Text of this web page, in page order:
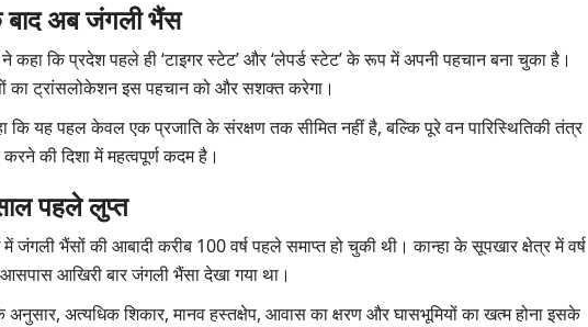
अब जंगली भैंस
कहा कि प्रदेश पहले ही ‘टाइगर स्टेट’ और ‘लेपर्ड स्टेट’ के रूप में अपनी पहचान बना चुका है।
का ट्रांसलोकेशन इस पहचान को और सशक्त करेगा।
कि यह पहल केवल एक प्रजाति के संरक्षण तक सीमित नहीं है, बल्कि पूरे वन पारिस्थितिकी तंत्र
की दिशा में महत्वपूर्ण कदम है।
पहले लुप्त
जंगली भैंसों की आबादी करीब 100 वर्ष पहले समाप्त हो चुकी थी। कान्हा के सूपखार क्षेत्र में वर्ष
आखिरी बार जंगली भैंसा देखा गया था।
अनुसार, अत्यधिक शिकार, मानव हस्तक्षेप, आवास का क्षरण और घासभूमियों का खत्म होना इसके